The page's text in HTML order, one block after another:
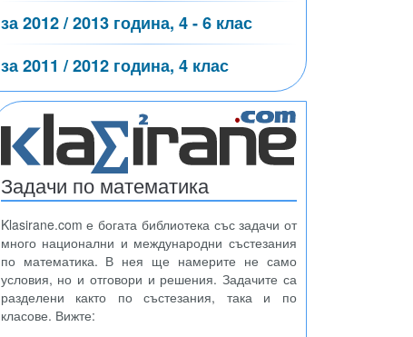
за 2012 / 2013 година, 4 - 6 клас
за 2011 / 2012 година, 4 клас
Задачи по математика
Klasirane.com е богата библиотека със задачи от
много национални и международни състезания
по математика. В нея ще намерите не само
условия, но и отговори и решения. Задачите са
разделени както по състезания, така и по
класове. Вижте: